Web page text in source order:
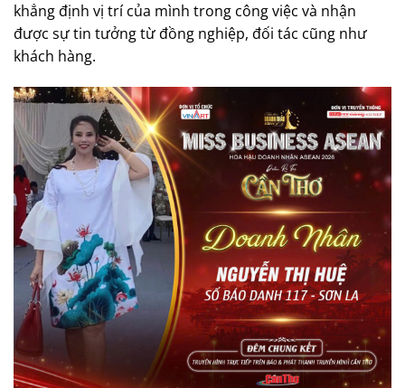
khẳng định vị trí của mình trong công việc và nhận
được sự tin tưởng từ đồng nghiệp, đối tác cũng như
khách hàng.